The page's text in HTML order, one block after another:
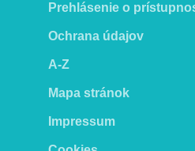
Prehlásenie o
Ochrana údajov
A-Z
Mapa stránok
Impressum